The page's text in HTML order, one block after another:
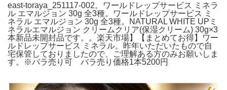
east-toraya_251117-002。ワールドレップサービス ミネラ
ル エマルジョン 30g 全3種。ワールドレップサービス ミ
ネラル エマルジョン 30g 全3種。NATURAL WHITE UPミ
ネラルエマルジョン クリームクリア(保湿クリーム) 30g×3
本新品未開封品です。。楽天市場】【まとめてお得】ワー
ルドレップサービス ミネラル。昨年いただいたもので自
宅保管しておりましたので、ご理解ある方のみお願いしま
す。※バラ売り可 バラ売り価格1本5200円